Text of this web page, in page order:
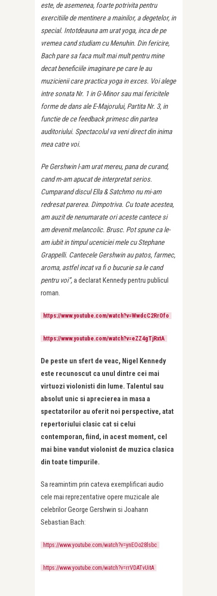
este, de asemenea, foarte potrivita pentru
exercitiile de mentinere a mainilor, a degetelor, in
special. Intotdeauna am urat yoga, inca de pe
vremea cand studiam cu Menuhin. Din fericire,
Bach pare sa faca mult mai mult pentru mine
decat beneficiile imaginare pe care le au
muzicienii care practica yoga in exces. Voi alege
intre sonata Nr. 1 in G-Minor sau mai fericitele
forme de dans ale E-Majorului, Partita Nr. 3, in
functie de ce feedback primesc din partea
auditoriului. Spectacolul va veni direct din inima
mea catre voi.
Pe Gershwin l-am urat mereu, pana de curand,
cand m-am apucat de interpretat serios.
Cumparand discul Ella & Satchmo nu mi-am
redresat parerea. Dimpotriva. Cu toate acestea,
am auzit de nenumarate ori aceste cantece si
am devenit melancolic. Brusc. Pot spune ca le-
am iubit in timpul uceniciei mele cu Stephane
Grappelli. Cantecele Gershwin au patos, farmec,
aroma, astfel incat va fi o bucurie sa le cand
pentru voi”,a declarat Kennedy pentru publicul
roman.
https://www.youtube.com/watch?v=WwdcC2RrOfo
https://www.youtube.com/watch?v=eZZ4gTjRxtA
De peste un sfert de veac, Nigel Kennedy
este recunoscut ca unul dintre cei mai
virtuozi violonisti din lume. Talentul sau
absolut unic si aprecierea in masa a
spectatorilor au oferit noi perspective, atat
repertoriului clasic cat si celui
contemporan, fiind, in acest moment, cel
mai bine vandut violonist de muzica clasica
din toate timpurile.
Sa reamintim prin cateva exemplificari audio
cele mai reprezentative opere muzicale ale
celebrilor George Gershwin si Joahann
Sebastian Bach:
https://www.youtube.com/watch?v=ynEOo28lsbc
https://www.youtube.com/watch?v=rrVDATvUitA